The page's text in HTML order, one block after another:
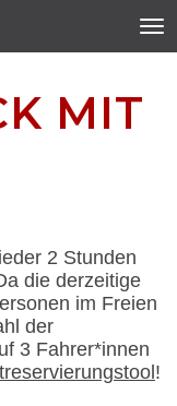
MIT
2 Stunden
die derzeitige
im Freien
der
3 Fahrer*innen
!